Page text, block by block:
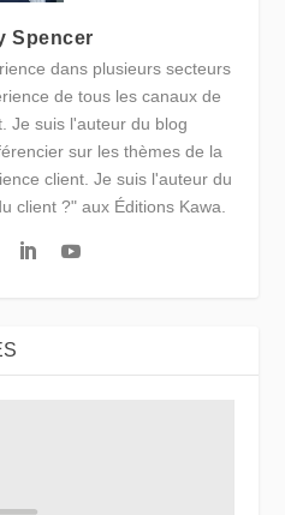
Spencer
dans plusieurs secteurs
de tous les canaux de
Je suis l'auteur du blog
sur les thèmes de la
client. Je suis l'auteur du
client ?" aux Éditions Kawa.